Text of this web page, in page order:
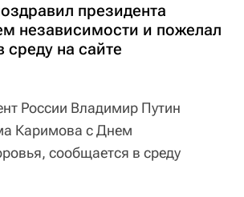
президента
независимости и пожелал
на сайте
России Владимир Путин
Каримова с Днем
сообщается в среду